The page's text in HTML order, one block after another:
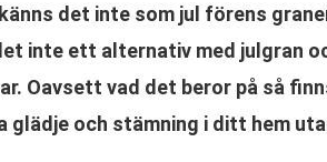
det inte som jul förens
inte ett alternativ med julgran
Oavsett vad det beror på så
och stämning i ditt hem